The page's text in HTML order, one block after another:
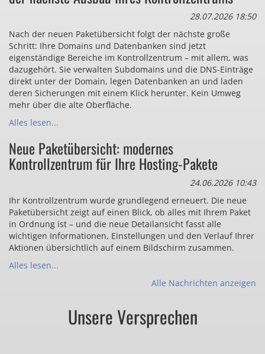
28.07.2026 18:50
Nach der neuen Paketübersicht folgt der nächste große
Schritt: Ihre Domains und Datenbanken sind jetzt
eigenständige Bereiche im Kontrollzentrum – mit allem, was
dazugehört. Sie verwalten Subdomains und die DNS-Einträge
direkt unter der Domain, legen Datenbanken an und laden
deren Sicherungen mit einem Klick herunter. Kein Umweg
mehr über die alte Oberfläche.
Alles lesen...
Neue Paketübersicht: modernes
Kontrollzentrum für Ihre Hosting-Pakete
24.06.2026 10:43
Ihr Kontrollzentrum wurde grundlegend erneuert. Die neue
Paketübersicht zeigt auf einen Blick, ob alles mit Ihrem Paket
in Ordnung ist – und die neue Detailansicht fasst alle
wichtigen Informationen, Einstellungen und den Verlauf Ihrer
Aktionen übersichtlich auf einem Bildschirm zusammen.
Alles lesen...
Alle Nachrichten anzeigen
Unsere Versprechen